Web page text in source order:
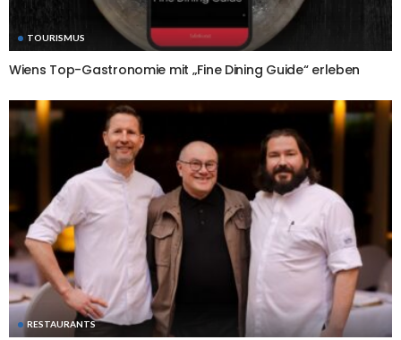
TOURISMUS
Wiens Top-Gastronomie mit „Fine Dining Guide“ erleben
RESTAURANTS